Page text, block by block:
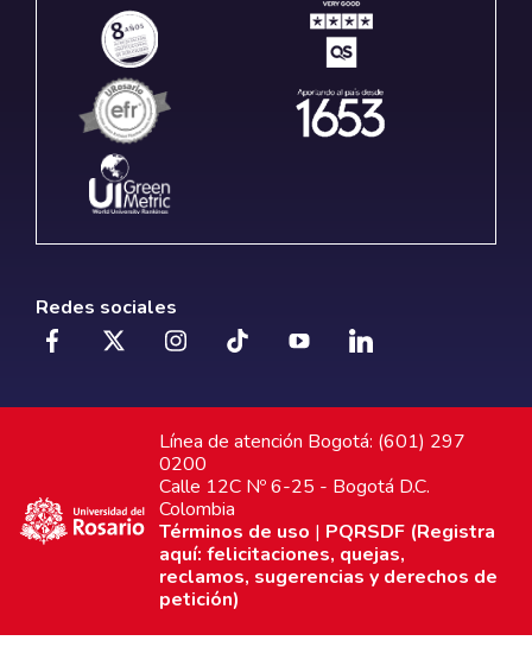
Redes sociales
Línea de atención Bogotá: (601) 297
0200
Calle 12C Nº 6-25 - Bogotá D.C.
Colombia
Términos de uso | PQRSDF (Registra
aquí: felicitaciones, quejas,
reclamos, sugerencias y derechos de
petición)